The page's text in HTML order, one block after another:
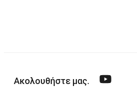
Ακολουθήστε μας.